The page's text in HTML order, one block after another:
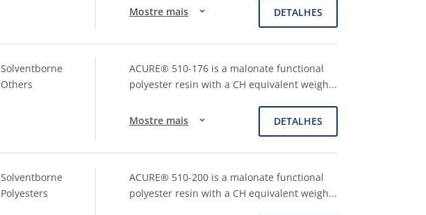
Mostre mais DETALHES
Solventborne
Others
ACURE® 510-176 is a malonate functional
polyester resin with a CH equivalent weigh...
Mostre mais DETALHES
Solventborne
Polyesters
ACURE® 510-200 is a malonate functional
polyester resin with a CH equivalent weigh...